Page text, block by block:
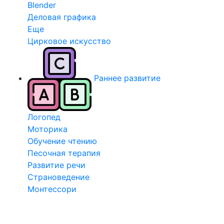
Blender
Деловая графика
Еще
Цирковое искусство
Раннее развитие
Логопед
Моторика
Обучение чтению
Песочная терапия
Развитие речи
Страноведение
Монтессори